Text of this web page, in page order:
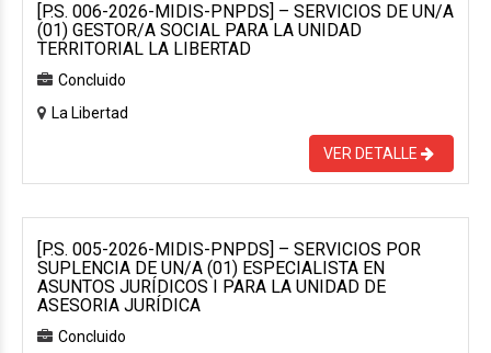
[P.S. 006-2026-MIDIS-PNPDS] – SERVICIOS DE UN/A
(01) GESTOR/A SOCIAL PARA LA UNIDAD
TERRITORIAL LA LIBERTAD
Concluido
La Libertad
VER DETALLE
[P.S. 005-2026-MIDIS-PNPDS] – SERVICIOS POR
SUPLENCIA DE UN/A (01) ESPECIALISTA EN
ASUNTOS JURÍDICOS I PARA LA UNIDAD DE
ASESORIA JURÍDICA
Concluido